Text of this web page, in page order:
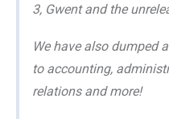
3, Gwent and the
We have also dumped
to accounting,
relations and more!